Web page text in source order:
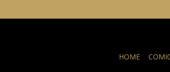
HOME